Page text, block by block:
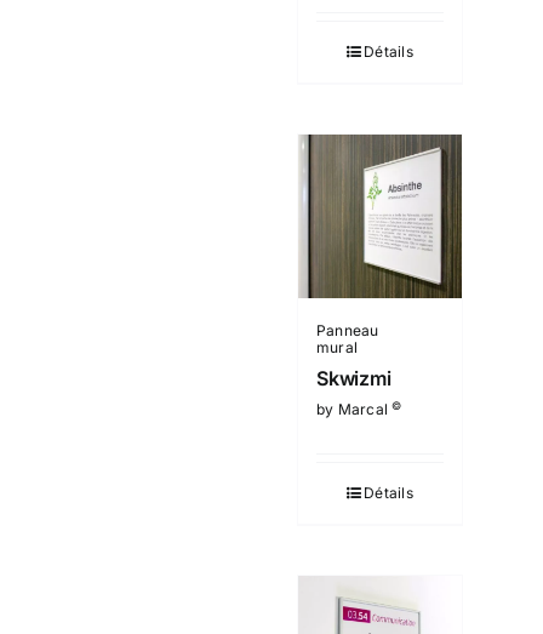
Détails
Panneau
mural
Skwizmi
by Marcal©
Détails